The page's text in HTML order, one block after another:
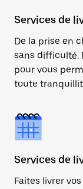
Services de
De la prise en
sans difficulté.
pour vous
toute
Services de
Faites livrer